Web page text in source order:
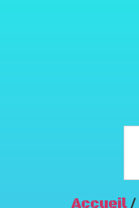
Accueil/